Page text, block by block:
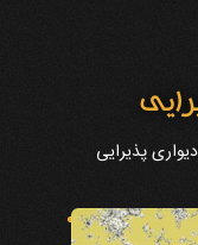
پذیرایی